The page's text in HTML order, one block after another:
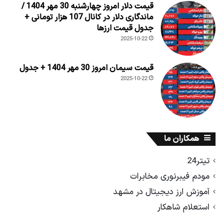
قیمت دلار امروز چهارشنبه 30 مهر 1404 /
ماندگاری دلار در کانال 107 هزار تومانی +
جدول قیمت ارزها
2025-10-22
قیمت سیمان امروز 30 مهر 1404 + جدول
2025-10-22
همکاران ما
تیتر24
مودم فیبرنوری مخابرات
آموزش ارز دیجیتال در مشهد
استعلام شاهکار